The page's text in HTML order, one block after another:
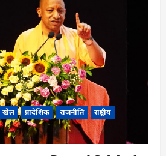
खेल प्रादेशिक राजनीति
राष्ट्रीय